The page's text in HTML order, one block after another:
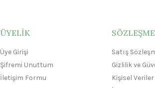
ÜYELİK
Üye Girişi
Şifremi Unuttum
İletişim Formu
Satış
Gizlilik ve
Kişisel